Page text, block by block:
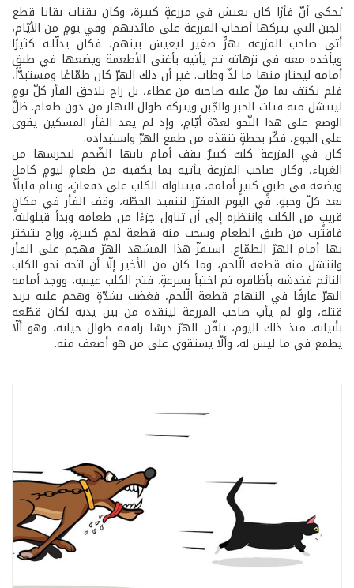
يُحكى أنّ فأرًا كان يعيش في مزرعةٍ كبيرة، وكان يقتات بقايا قطع
الجبن التي يتركها أصحاب المزرعة على مائدتهم. وفي يومٍ من الأيّام،
أتى صاحب المزرعة بهرٍّ صغير ليعيش بينهم، فكان يدلّلـه كثيرًا
ويأخذه معه في نزهاته ثم يأتيه بأغنى الأطعمة ويضعها في طبقٍ
أمامه ليختار منها ما لذّ وطاب. غير أن ذلك الهرّ كان طمّاعًا ومستبدًّا،
فلم يكتف بما منّ عليه صاحبه من عطاء، بل راح يلاحق الفأر كلّ يومٍ
لينتشل منه فتات الخبز والجّبن ويتركه طوال النهار من دون طعام. ظلّ
الوضع على هذا النّحو لعدّة أيّامٍ، وإذ لم يعد الفأر المسكين يقوى
على الجوع، فكّر بخطةٍ تنقذه من طمع الهرّ واستبداده.
كان في المزرعة كلبٌ كبيرٌ يقف أمام بابها الضّخم ليحرسها من
الغرباء، وكان صاحب المزرعة يأتيه بما يكفيه من طعامٍ ليومٍ كاملٍ
ويضعه في طبقٍ كبيرٍ أمامه، فيتناوله الكلب على دفعاتٍ، وينام قليلًا
بعد كلّ وجبةٍ. في اليوم المقرّر لتنفيذ الخطّة، وقف الفأر في مكانٍ
قريبٍ من الكلب وانتظره إلى أن تناول جزءًا من طعامه وبدأ قيلولته،
فاقترب من طبق الطعام وسحب منه قطعة لحمٍ كبيرةٍ، وراح يتبختر
بها أمام الهرّ الطمّاع. استفزّ هذا المشهد الهرّ فهجم على الفأر
وانتشل منه قطعة الّلحم، وما كان من الأخير إلّا أن اتجه نحو الكلب
النائم فخدشه بأظافره ثم اختبأ بسرعةٍ. فتح الكلب عينيه، ووجد أمامه
الهرّ غارقًا في التهام قطعة الّلحم، فغضب بشدّةٍ وهجم عليه يريد
قتله، ولو لم يأتِ صاحب المزرعة لينقذه من بين يديه لكان قطّعه
بأنيابه. منذ ذلك اليوم، تلقّن الهرّ درسًا رافقه طوال حياته، وهو ألّا
يطمع في ما ليس له، وألّا يستقوي على من هو أضعف منه.